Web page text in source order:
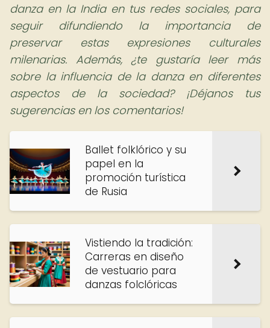
danza en la India en tus redes sociales, para
seguir difundiendo la importancia de
preservar estas expresiones culturales
milenarias. Además, ¿te gustaría leer más
sobre la influencia de la danza en diferentes
aspectos de la sociedad? ¡Déjanos tus
sugerencias en los comentarios!
Ballet folklórico y su
papel en la
promoción turística
de Rusia
Vistiendo la tradición:
Carreras en diseño
de vestuario para
danzas folclóricas